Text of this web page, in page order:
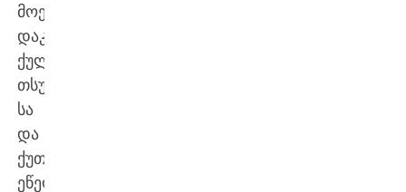
მოეგო,
დაკარგული
ქულებით
თსუ-
სა
და
ქუთაისს
ეწეოდა,